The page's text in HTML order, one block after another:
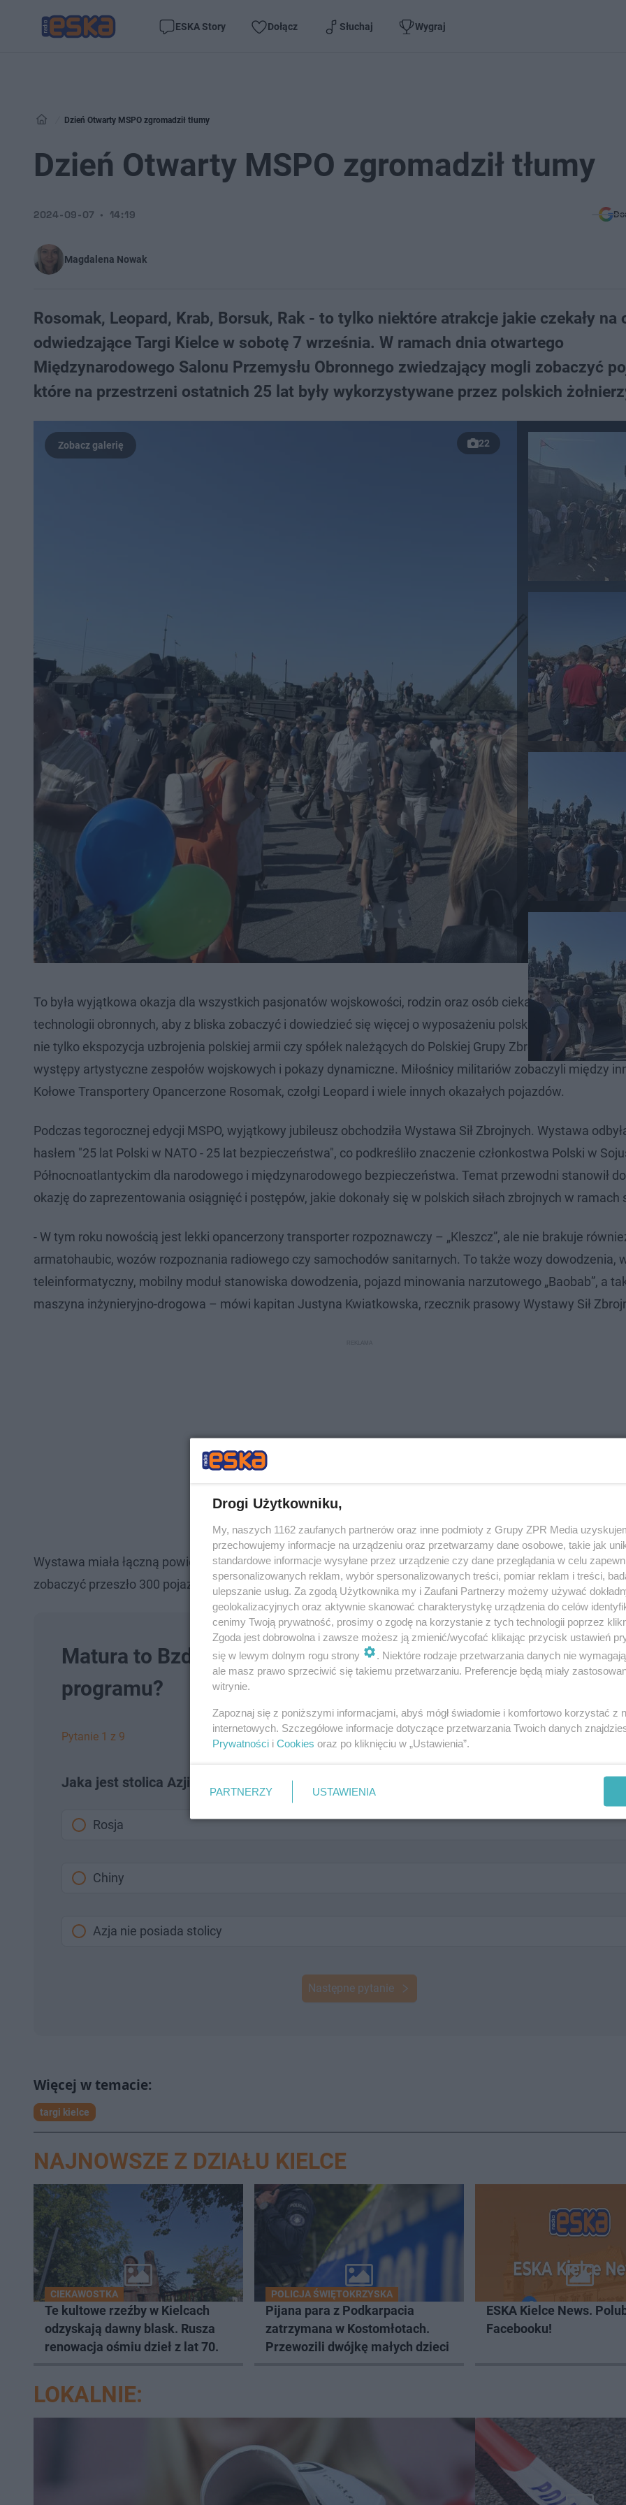
ESKA Story Dołącz Słuchaj Wygraj
Dzień Otwarty MSPO zgromadził tłumy
Dzień Otwarty MSPO zgromadził tłumy
Magdalena Nowak
2024-09-07 14:19
Rosomak, Leopard, Krab, Borsuk, Rak - to tylko niektóre atrakcje jakie czekały na
odwiedzające Targi Kielce w sobotę 7 września. W ramach dnia otwartego
Międzynarodowego Salonu Przemysłu Obronnego zwiedzający mogli zobaczyć
które na przestrzeni ostatnich 25 lat były wykorzystywane przez polskich
22
To była wyjątkowa okazja dla wszystkich pasjonatów wojskowości, rodzin oraz osób ciekawych
technologii obronnych, aby z bliska zobaczyć i dowiedzieć się więcej o wyposażeniu polskiej armii. Na gości
nie tylko ekspozycja uzbrojenia polskiej armii czy spółek należących do Polskiej Grupy Zbrojeniowej, ale
występy artystyczne zespołów wojskowych i pokazy dynamiczne. Miłośnicy militariów zobaczyli między
Kołowe Transportery Opancerzone Rosomak, czołgi Leopard i wiele innych okazałych pojazdów.
Podczas tegorocznej edycji MSPO, wyjątkowy jubileusz obchodziła Wystawa Sił Zbrojnych. Wystawa
hasłem "25 lat Polski w NATO - 25 lat bezpieczeństwa", co podkreśliło znaczenie członkostwa Polski w
Północnoatlantyckim dla narodowego i międzynarodowego bezpieczeństwa. Temat przewodni stanowił
okazję do zaprezentowania osiągnięć i postępów, jakie dokonały się w polskich siłach zbrojnych w ramach
- W tym roku nowością jest lekki opancerzony transporter rozpoznawczy – „Kleszcz”, ale nie brakuje
armatohaubic, wozów rozpoznania radiowego czy samochodów sanitarnych. To także wozy dowodzenia,
teleinformatyczny, mobilny moduł stanowiska dowodzenia, pojazd minowania narzutowego „Baobab”, a
maszyna inżynieryjno-drogowa – mówi kapitan Justyna Kwiatkowska, rzecznik prasowy Wystawy Sił
Wystawa miała łączną powierzchnię 11 tys. metrów kwadratowych. Można było spotkać ponad 700
zobaczyć przeszło 300 pojazdów.
Matura to Bzdura w Mielnie! Czy znasz odpowiedzi na
programu?
Pytanie 1 z 9
Jaka jest stolica Azji?
Rosja
Chiny
Azja nie posiada stolicy
Następne pytanie
targi kielce
NAJNOWSZE Z DZIAŁU KIELCE
CIEKAWOSTKA
Te kultowe rzeźby w Kielcach
odzyskają dawny blask. Rusza
renowacja ośmiu dzieł z lat 70.
POLICJA ŚWIĘTOKRZYSKA
Pijana para z Podkarpacia
zatrzymana w Kostomłotach.
Przewozili dwójkę małych dzieci
ESKA Kielce News.
Facebooku!
LOKALNIE:
Drogi Użytkowniku,
My, naszych 1162 zaufanych partnerów oraz inne podmioty z Grupy ZPR Media
przechowujemy informacje na urządzeniu oraz przetwarzamy dane osobowe, takie jak
standardowe informacje wysyłane przez urządzenie czy dane przeglądania w celu
spersonalizowanych reklam, wybór spersonalizowanych treści, pomiar reklam i treści,
ulepszanie usług. Za zgodą Użytkownika my i Zaufani Partnerzy możemy używać
geolokalizacyjnych oraz aktywnie skanować charakterystykę urządzenia do celów
cenimy Twoją prywatność, prosimy o zgodę na korzystanie z tych technologii poprzez
Zgoda jest dobrowolna i zawsze możesz ją zmienić/wycofać klikając przycisk ustawień
się w lewym dolnym rogu strony
. Niektóre rodzaje przetwarzania danych nie
ale masz prawo sprzeciwić się takiemu przetwarzaniu. Preferencje będą miały
witrynie.
Zapoznaj się z poniższymi informacjami, abyś mógł świadomie i komfortowo korzystać z
internetowych. Szczegółowe informacje dotyczące przetwarzania Twoich danych
Prywatności i Cookies oraz po kliknięciu w „Ustawienia”.
PARTNERZY USTAWIENIA